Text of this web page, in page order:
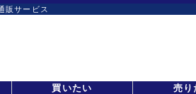
販サービス
買いたい 売り